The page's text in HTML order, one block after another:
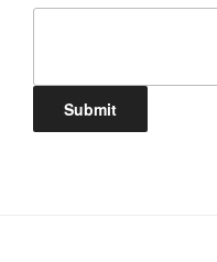
Submit